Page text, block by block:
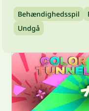
Behændighedsspil
Undgå